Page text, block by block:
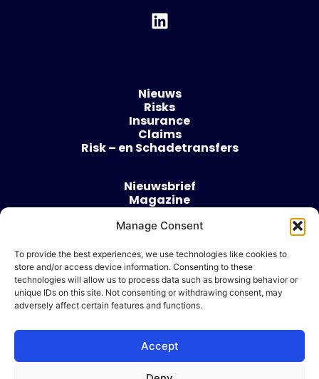
Manage Consent
To provide the best experiences, we use technologies like cookies to
store and/or access device information. Consenting to these
technologies will allow us to process data such as browsing behavior or
unique IDs on this site. Not consenting or withdrawing consent, may
adversely affect certain features and functions.
Accept
Nieuws
Risks
Insurance
Claims
Risk – en Schadetransfers
Nieuwsbrief
Magazine
Over
Algemene voorwaarden
Cookie beleid
Ik wil adverteren